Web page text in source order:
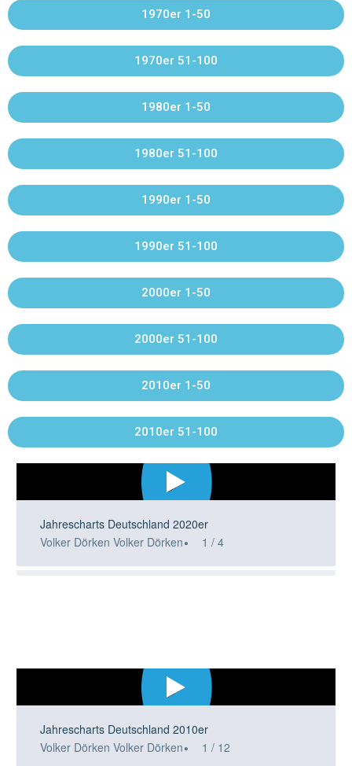
1970er 1-50
1970er 51-100
1980er 1-50
1980er 51-100
1990er 1-50
1990er 51-100
2000er 1-50
2000er 51-100
2010er 1-50
2010er 51-100